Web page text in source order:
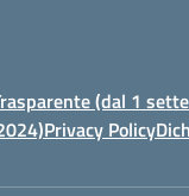
(dal 1
Privacy Policy